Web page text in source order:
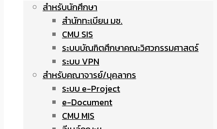
สำหรับนักศึกษา
สำนักทะเบียน มช.
CMU SIS
ระบบบัณฑิตศึกษาคณะวิศวกรรมศาสตร์
ระบบ VPN
สำหรับคณาจารย์/บุคลากร
ระบบ e-Project
e-Document
CMU MIS